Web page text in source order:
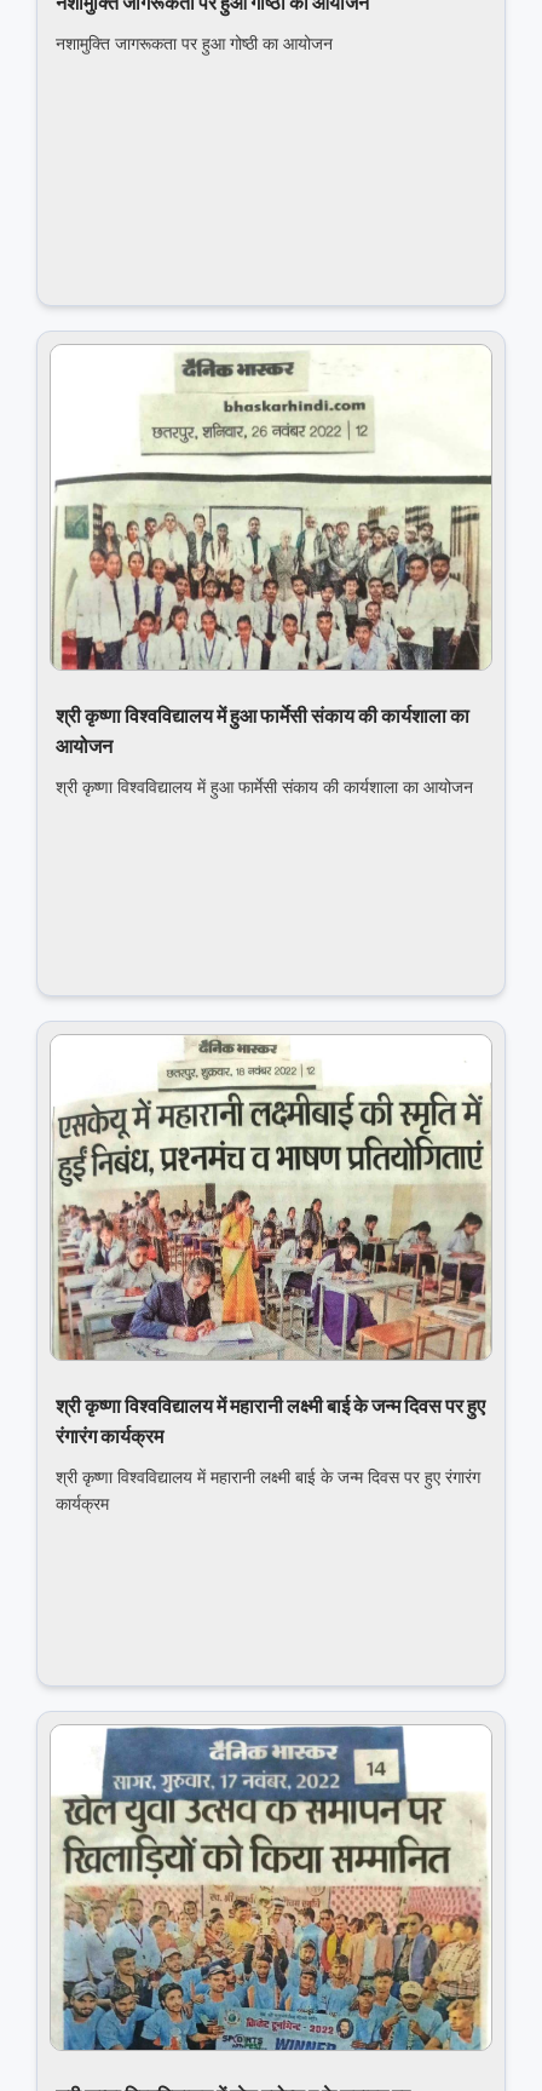
नशामुक्ति जागरूकता पर हुआ गोष्‍ठी का आयोजन
श्री कृष्णा विश्वविद्यालय में हुआ फार्मेसी संकाय की कार्यशाला का
आयोजन
श्री कृष्णा विश्वविद्यालय में हुआ फार्मेसी संकाय की कार्यशाला का आयोजन
श्री कृष्णा विश्वविद्यालय में महारानी लक्ष्‍मी बाई के जन्‍म दिवस पर हुए
रंगारंग कार्यक्रम
श्री कृष्णा विश्वविद्यालय में महारानी लक्ष्‍मी बाई के जन्‍म दिवस पर हुए रंगारंग
कार्यक्रम